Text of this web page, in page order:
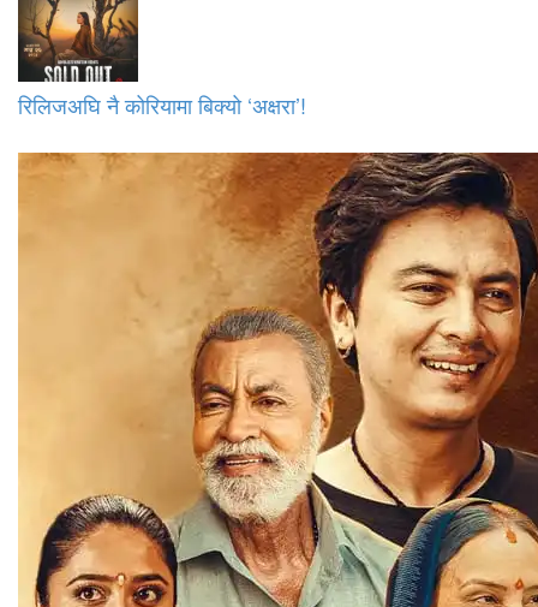
रिलिजअघि नै कोरियामा बिक्यो ‘अक्षरा’!